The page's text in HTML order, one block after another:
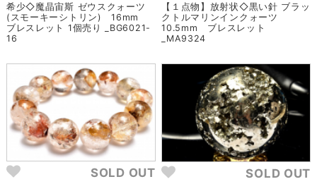
希少◇魔晶宙斯 ゼウスクォーツ
(スモーキーシトリン) 16mm
ブレスレット 1個売り _BG6021-
16
【１点物】放射状◇黒い針 ブラッ
クトルマリンインクォーツ
10.5mm ブレスレット
_MA9324
SOLD OUT SOLD OUT